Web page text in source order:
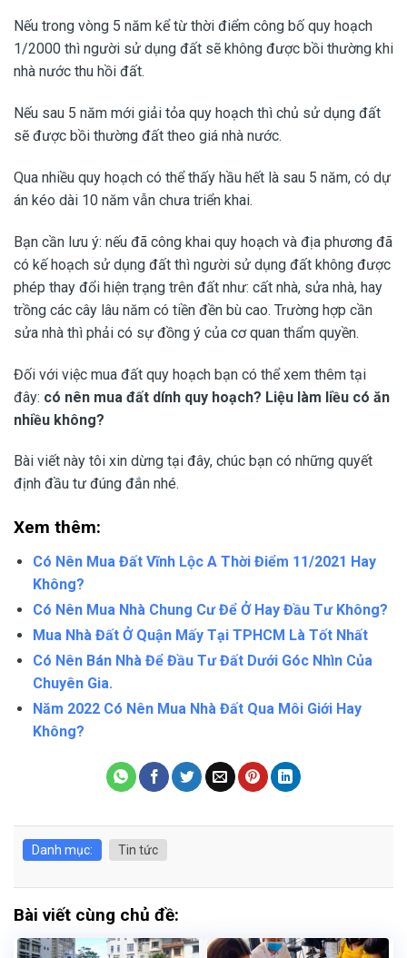
Nếu trong vòng 5 năm kể từ thời điểm công bố quy hoạch
1/2000 thì người sử dụng đất sẽ không được bồi thường khi
nhà nước thu hồi đất.
Nếu sau 5 năm mới giải tỏa quy hoạch thì chủ sử dụng đất
sẽ được bồi thường đất theo giá nhà nước.
Qua nhiều quy hoạch có thể thấy hầu hết là sau 5 năm, có dự
án kéo dài 10 năm vẫn chưa triển khai.
Bạn cần lưu ý: nếu đã công khai quy hoạch và địa phương đã
có kế hoạch sử dụng đất thì người sử dụng đất không được
phép thay đổi hiện trạng trên đất như: cất nhà, sửa nhà, hay
trồng các cây lâu năm có tiền đền bù cao. Trường hợp cần
sửa nhà thì phải có sự đồng ý của cơ quan thẩm quyền.
Đối với việc mua đất quy hoạch bạn có thể xem thêm tại
đây: có nên mua đất dính quy hoạch? Liệu làm liều có ăn
nhiều không?
Bài viết này tôi xin dừng tại đây, chúc bạn có những quyết
định đầu tư đúng đắn nhé.
Xem thêm:
Có Nên Mua Đất Vĩnh Lộc A Thời Điểm 11/2021 Hay
Không?
Có Nên Mua Nhà Chung Cư Để Ở Hay Đầu Tư Không?
Mua Nhà Đất Ở Quận Mấy Tại TPHCM Là Tốt Nhất
Có Nên Bán Nhà Để Đầu Tư Đất Dưới Góc Nhìn Của
Chuyên Gia.
Năm 2022 Có Nên Mua Nhà Đất Qua Môi Giới Hay
Không?
Danh mục: Tin tức
Bài viết cùng chủ đề: